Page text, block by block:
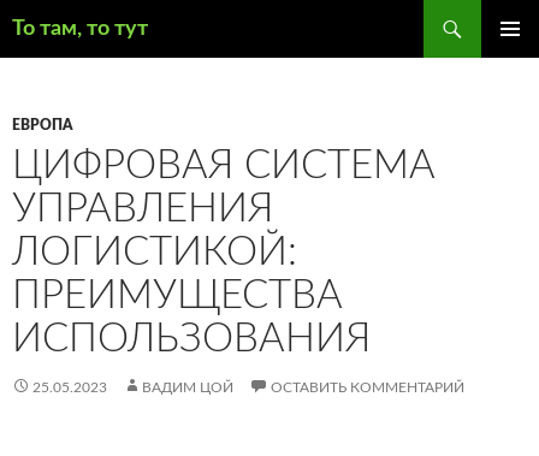
То там, то тут
ЕВРОПА
ЦИФРОВАЯ СИСТЕМА
УПРАВЛЕНИЯ
ЛОГИСТИКОЙ:
ПРЕИМУЩЕСТВА
ИСПОЛЬЗОВАНИЯ
25.05.2023 ВАДИМ ЦОЙ ОСТАВИТЬ КОММЕНТАРИЙ